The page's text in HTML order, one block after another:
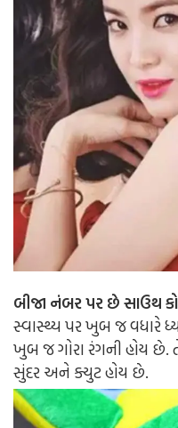
બીજા નંબર પર છે સાઉથ
સ્વાસ્થ્ય પર ખુબ જ વધારે
ખુબ જ ગોરા રંગની હોય
સુંદર અને ક્યુટ હોય છે.